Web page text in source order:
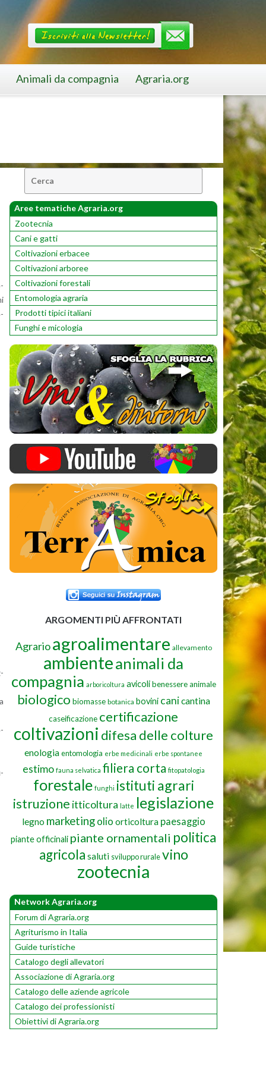
Animali da compagnia Agraria.org
Aree tematiche Agraria.org
Zootecnia
Cani e gatti
Coltivazioni erbacee
Coltivazioni arboree
Coltivazioni forestali
Entomologia agraria
Prodotti tipici italiani
Funghi e micologia
ARGOMENTI PIÙ AFFRONTATI
Agrario agroalimentare allevamento
ambienteanimali da
compagnia arboricoltura avicoli benessere animale
biologico biomasse botanica bovini canicantina
caseificazione certificazione
coltivazioni difesa delle colture
enologiaentomologia erbe medicinali erbe spontanee
estimo fauna selvatica filiera corta fitopatologia
forestale funghi istituti agrari
istruzione itticoltura latte legislazione
legno marketing olio orticoltura paesaggio
piante officinali piante ornamentali politica
agricola saluti sviluppo rurale vino
zootecnia
Network Agraria.org
Forum di Agraria.org
Agriturismo in Italia
Guide turistiche
Catalogo degli allevatori
Associazione di Agraria.org
Catalogo delle aziende agricole
Catalogo dei professionisti
Obiettivi di Agraria.org